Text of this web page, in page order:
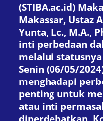
(STIBA.ac.id)
Makassar, Ustaz
Yunta, Lc., M.A.,
inti perbedaan
melalui
Senin (06/05/
menghadapi
penting untuk
atau inti
diperdebatkan.